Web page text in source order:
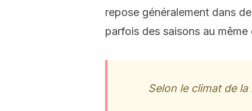
repose généralement dans
parfois des saisons au même
Selon le climat de